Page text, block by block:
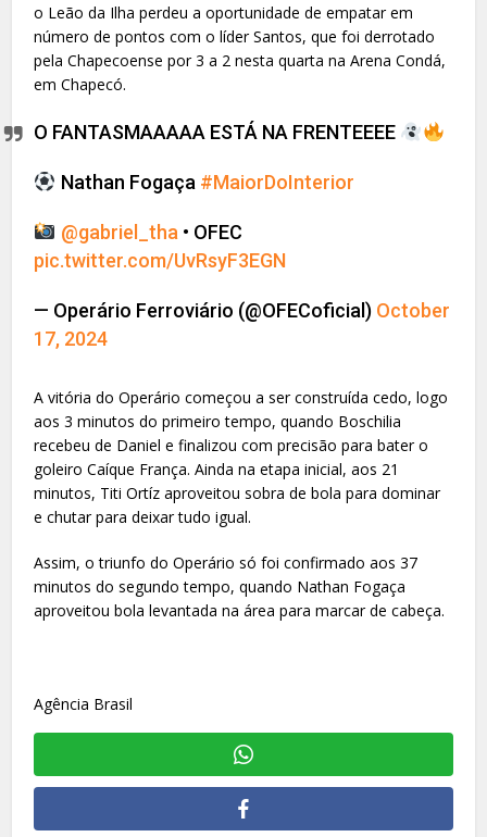
o Leão da Ilha perdeu a oportunidade de empatar em
número de pontos com o líder Santos, que foi derrotado
pela Chapecoense por 3 a 2 nesta quarta na Arena Condá,
em Chapecó.
O FANTASMAAAAA ESTÁ NA FRENTEEEE
Nathan Fogaça #MaiorDoInterior
@gabriel_tha • OFEC
pic.twitter.com/UvRsyF3EGN
— Operário Ferroviário (@OFECoficial) October
17, 2024
A vitória do Operário começou a ser construída cedo, logo
aos 3 minutos do primeiro tempo, quando Boschilia
recebeu de Daniel e finalizou com precisão para bater o
goleiro Caíque França. Ainda na etapa inicial, aos 21
minutos, Titi Ortíz aproveitou sobra de bola para dominar
e chutar para deixar tudo igual.
Assim, o triunfo do Operário só foi confirmado aos 37
minutos do segundo tempo, quando Nathan Fogaça
aproveitou bola levantada na área para marcar de cabeça.
Agência Brasil